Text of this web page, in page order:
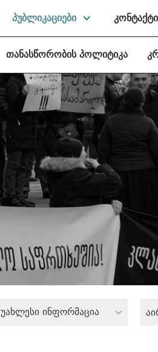
პუბლიკაციები კონტაქტი
თანასწორობის პოლიტიკა
უახლესი ინფორმაცია